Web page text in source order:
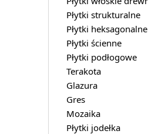
Płytki strukturalne
Płytki heksagonalne
Płytki ścienne
Płytki podłogowe
Terakota
Glazura
Gres
Mozaika
Płytki jodełka